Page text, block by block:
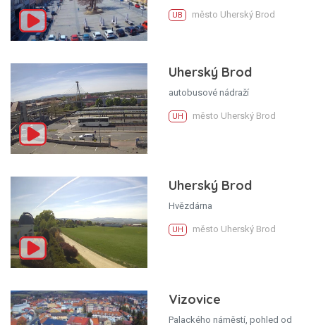
UB město Uherský Brod
Uherský Brod
autobusové nádraží
UH město Uherský Brod
Uherský Brod
Hvězdárna
UH město Uherský Brod
Vizovice
Palackého náměstí, pohled od